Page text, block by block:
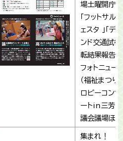
場土曜開庁」
「フットサルフ
ェスタ 」「デマ
ンド交通試行
転結果報告」
フォトニュー
（福祉まつり・
ロビーコンサ
ートin三芳町
議会議場ほか
集まれ！